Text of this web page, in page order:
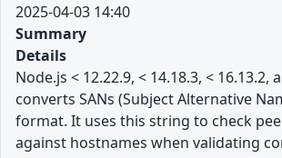
2025-04-03 14:40
Summary
Details
Node.js < 12.22.9, < 14.18.3, < 16.13.2,
converts SANs (Subject Alternative
format. It uses this string to check
against hostnames when validating